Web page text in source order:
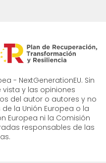
- NextGenerationEU. Sin
y las opiniones
del autor o autores y no
la Unión Europea o la
Europea ni la Comisión
responsables de las